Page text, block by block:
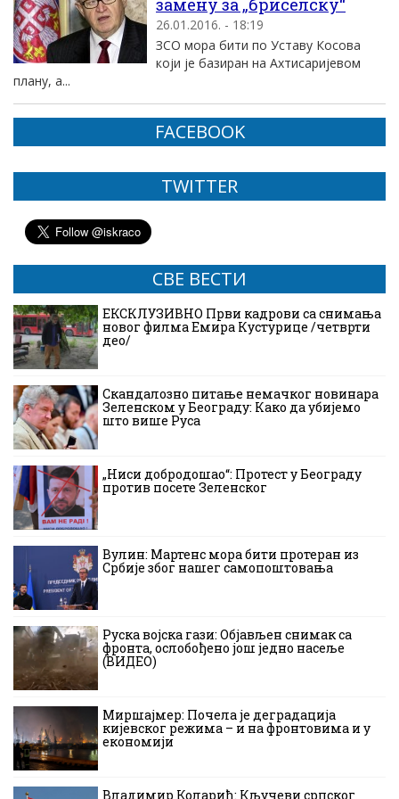
замену за „бриселску“
26.01.2016. - 18:19
ЗСО мора бити по Уставу Косова
који је базиран на Ахтисаријевом
плану, а...
FACEBOOK
TWITTER
СВЕ ВЕСТИ
ЕКСКЛУЗИВНО Први кадрови са снимања
новог филма Емира Кустурице /четврти
део/
Скандалозно питање немачког новинара
Зеленском у Београду: Како да убијемо
што више Руса
„Ниси добродошао“: Протест у Београду
против посете Зеленског
Вулин: Мартенс мора бити протеран из
Србије због нашег самопоштовања
Руска војска гази: Објављен снимак са
фронта, ослобођено још једно насеље
(ВИДЕО)
Миршајмер: Почела је деградација
кијевског режима – и на фронтовима и у
економији
Владимир Коларић: Кључеви српског